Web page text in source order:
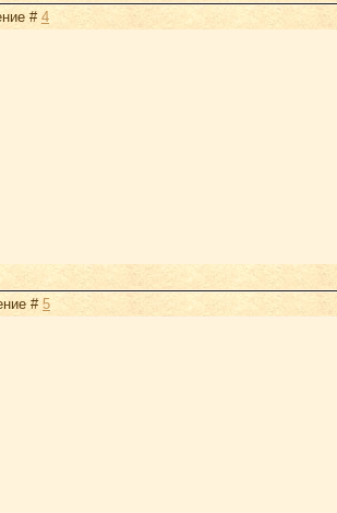
# 4
#5